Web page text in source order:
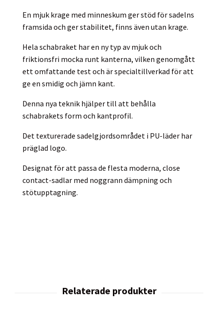
En mjuk krage med minneskum ger stöd för sadelns
framsida och ger stabilitet, finns även utan krage.
Hela schabraket har en ny typ av mjuk och
friktionsfri mocka runt kanterna, vilken genomgått
ett omfattande test och är specialtillverkad för att
ge en smidig och jämn kant.
Denna nya teknik hjälper till att behålla
schabrakets form och kantprofil.
Det texturerade sadelgjordsområdet i PU-läder har
präglad logo.
Designat för att passa de flesta moderna, close
contact-sadlar med noggrann dämpning och
stötupptagning.